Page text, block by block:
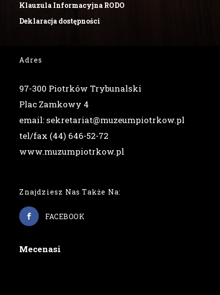
Klauzula Informacyjna RODO
Deklaracja dostępności
Adres
97-300 Piotrków Trybunalski
Plac Zamkowy 4
email: sekretariat@muzeumpiotrkow.pl
tel/fax (44) 646-52-72
www.muzumpiotrkow.pl
Znajdziesz Nas Także Na:
FACEBOOK
Mecenasi